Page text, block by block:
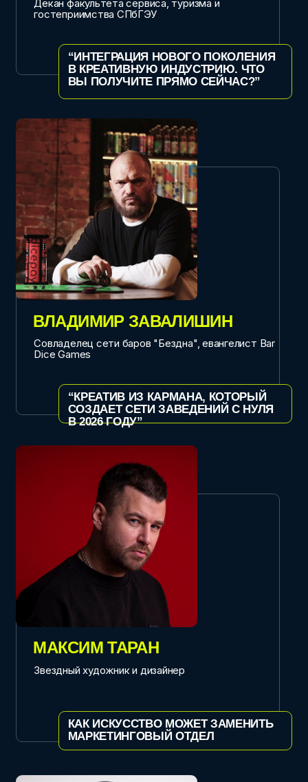
Собственнница мануфактуры SPAWN. Лауреат 2-
х национальных премий и Lexus design award.
Визионер РБК
“ЭКОНОМИКА ВПЕЧАТЛЕНИЙ: КАК
НОВЫЙ ЯЗЫК ПРЕМИУМ-СОБЫТИЯ”
Со-владелец сети «Рубин лофт»
“ЧТО РАБОТАЕТ И НЕ РАБОТОТАЕТ В
МАРКЕТИНГЕ ЛОФТА СЕЙЧАС”
ИВАН САЛКУЦАН
Основатель концертного агентства Happy New
Ears, владелец кафе Póems
“КАК СОЗДАВАТЬ КУЛЬТОВЫЕ ТОЧКИ
ПРИТЯЖЕНИЯ”
ДЕНИС РУБИН